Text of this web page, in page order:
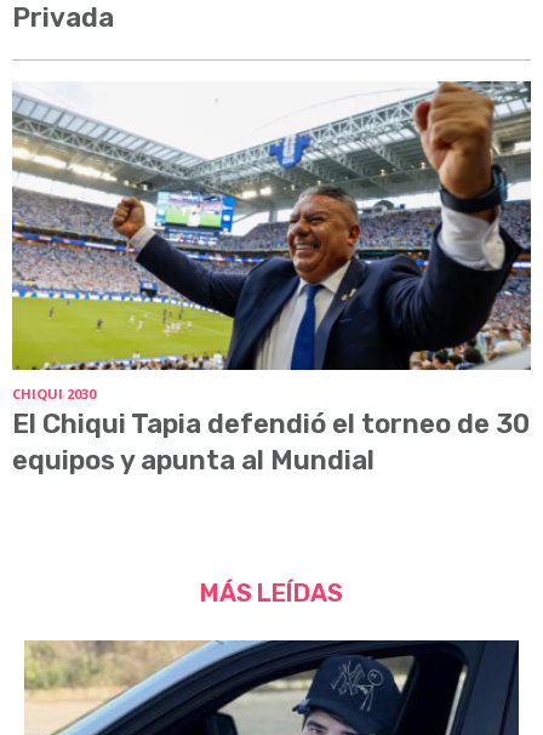
Privada
CHIQUI 2030
El Chiqui Tapia defendió el torneo de 30
equipos y apunta al Mundial
MÁS LEÍDAS